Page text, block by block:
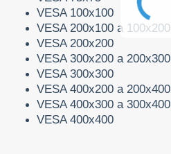
VESA 100x100
VESA 200x100 a 100x200
VESA 200x200
VESA 300x200 a 200x300
VESA 300x300
VESA 400x200 a 200x400
VESA 400x300 a 300x400
VESA 400x400